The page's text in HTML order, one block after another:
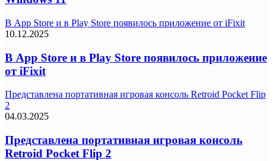
В App Store и в Play Store появилось приложение от iFixit
10.12.2025
В App Store и в Play Store появилось приложение
от iFixit
Представлена портативная игровая консоль Retroid Pocket Flip
2
04.03.2025
Представлена портативная игровая консоль
Retroid Pocket Flip 2